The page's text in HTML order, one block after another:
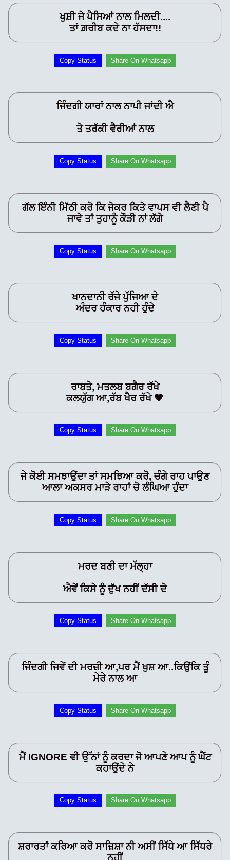
ਖੁਸ਼ੀ ਜੇ ਪੈਸਿਆਂ ਨਾਲ ਮਿਲਦੀ....
ਤਾਂ ਗ਼ਰੀਬ ਕਦੇ ਨਾ ਹੱਸਦਾ!!
Copy Status Share On Whatsapp
ਜਿੰਦਗੀ ਯਾਰਾਂ ਨਾਲ ਨਾਪੀ ਜਾਂਦੀ ਐ
ਤੇ ਤਰੱਕੀ ਵੈਰੀਆਂ ਨਾਲ
Copy Status Share On Whatsapp
ਗੱਲ ਇੰਨੀ ਮਿੱਠੀ ਕਰੋ ਕਿ ਜੇਕਰ ਕਿਤੇ ਵਾਪਸ ਵੀ ਲੈਣੀ ਪੈ
ਜਾਵੇ ਤਾਂ ਤੁਹਾਨੂੰ ਕੌੜੀ ਨਾਂ ਲੱਗੇ
Copy Status Share On Whatsapp
ਖਾਨਦਾਨੀ ਰੱਜੇ ਪੁੱਜਿਆ ਦੇ
ਅੰਦਰ ਹੰਕਾਰ ਨਹੀ ਹੁੰਦੇ
Copy Status Share On Whatsapp
ਰਾਬਤੇ, ਮਤਲਬ ਬਗੈਰ ਰੱਖੇ
ਕਲਯੁੱਗ ਆ,ਰੱਬ ਖੈਰ ਰੱਖੇ 🖤
Copy Status Share On Whatsapp
ਜੇ ਕੋਈ ਸਮਝਾਉਂਦਾ ਤਾਂ ਸਮਝਿਆ ਕਰੋ, ਚੰਗੇ ਰਾਹ ਪਾਉਣ
ਆਲਾ ਅਕਸਰ ਮਾੜੇ ਰਾਹਾਂ ਚੋ ਲੰਘਿਆ ਹੁੰਦਾ
Copy Status Share On Whatsapp
ਮਰਦ ਬਣੀ ਦਾ ਮੱਲ੍ਹਾ
ਐਵੇਂ ਕਿਸੇ ਨੂੰ ਦੁੱਖ ਨਹੀਂ ਦੱਸੀ ਦੇ
Copy Status Share On Whatsapp
ਜਿੰਦਗੀ ਜਿਵੇਂ ਦੀ ਮਰਜ਼ੀ ਆ,ਪਰ ਮੈਂ ਖੁਸ਼ ਆ..ਕਿਉਂਕਿ ਤੂੰ
ਮੇਰੇ ਨਾਲ ਆ
Copy Status Share On Whatsapp
ਮੈਂ IGNORE ਵੀ ਉੱਨਾਂ ਨੂੰ ਕਰਦਾ ਜੋ ਆਪਣੇ ਆਪ ਨੂੰ ਘੈਂਟ
ਕਹਾਉਂਦੇ ਨੇ
Copy Status Share On Whatsapp
ਸ਼ਰਾਰਤਾਂ ਕਰਿਆ ਕਰੋ ਸਾਜ਼ਿਸ਼ਾ ਨੀ ਅਸੀਂ ਸਿੱਧੇ ਆ ਸਿੱਧਰੇ
ਨਹੀਂ